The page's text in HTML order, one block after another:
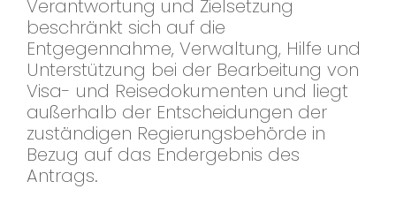
Verantwortung und Zielsetzung
beschränkt sich auf die
Entgegennahme, Verwaltung, Hilfe und
Unterstützung bei der Bearbeitung von
Visa- und Reisedokumenten und liegt
außerhalb der Entscheidungen der
zuständigen Regierungsbehörde in
Bezug auf das Endergebnis des
Antrags.